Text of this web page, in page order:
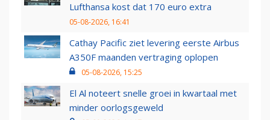
Lufthansa kost dat 170 euro extra
05-08-2026, 16:41
Cathay Pacific ziet levering eerste Airbus
A350F maanden vertraging oplopen
05-08-2026, 15:25
El Al noteert snelle groei in kwartaal met
minder oorlogsgeweld